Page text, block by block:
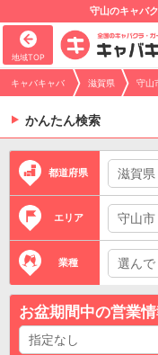
守山のキャバ
地域TOP
キャバキャバ 滋賀県 守山
かんたん検索
都道府県
エリア
業種
お盆期間中の営業